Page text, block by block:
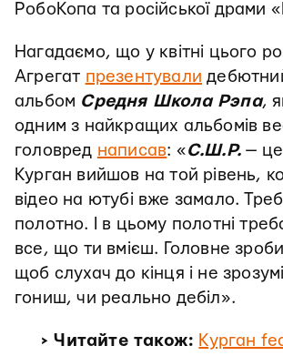
РобоКопа та російської драми
Нагадаємо, що у квітні цього
Агрегат презентували
альбом Средня Школа Рэпа,
одним з найкращих альбомів
головред написав: «С.Ш.Р. —
Курган вийшов на той рівень,
відео на ютубі вже замало.
полотно. І в цьому полотні
все, що ти вмієш. Головне
щоб слухач до кінця і не
гониш, чи реально дебіл».
> Читайте також: Курган